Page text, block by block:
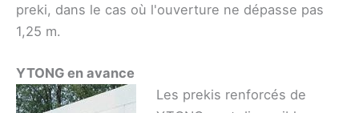
preki, dans le cas où l'ouverture ne dépasse pas
1,25 m.
YTONG en avance
Les prekis renforcés de